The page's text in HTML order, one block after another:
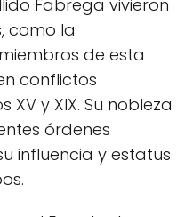
Fabrega vivieron
como la
de esta
conflictos
XV y XIX. Su nobleza
órdenes
influencia y estatus